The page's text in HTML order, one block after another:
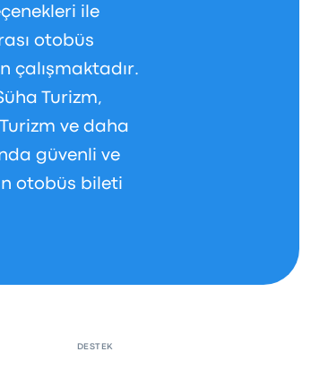
ile
otobüs
çalışmaktadır.
Turizm,
ve daha
güvenli ve
otobüs bileti
DESTEK